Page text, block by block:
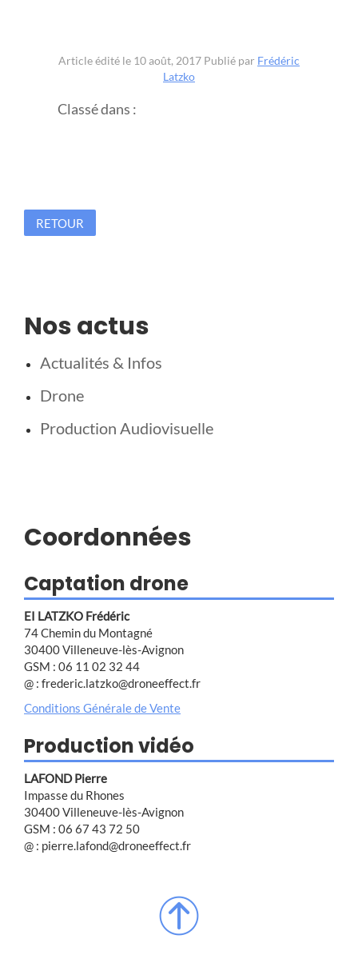
Article édité le 10 août, 2017 Publié par Frédéric
Latzko
Classé dans :
RETOUR
Nos actus
Actualités & Infos
Drone
Production Audiovisuelle
Coordonnées
Captation drone
EI LATZKO Frédéric
74 Chemin du Montagné
30400 Villeneuve-lès-Avignon
GSM : 06 11 02 32 44
@ : frederic.latzko@droneeffect.fr
Conditions Générale de Vente
Production vidéo
LAFOND Pierre
Impasse du Rhones
30400 Villeneuve-lès-Avignon
GSM : 06 67 43 72 50
@ : pierre.lafond@droneeffect.fr